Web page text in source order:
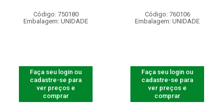
Código: 750180
Embalagem: UNIDADE
Faça seu login ou
cadastre-se para
ver preços e
comprar
Código: 760106
Embalagem: UNIDADE
Faça seu login ou
cadastre-se para
ver preços e
comprar